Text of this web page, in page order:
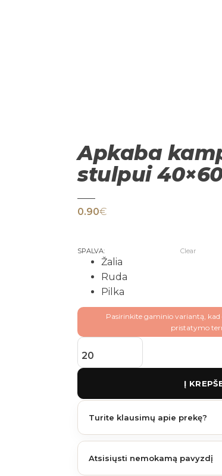
Apkaba
stulpui
0.90€
SPALVA:
Žalia
Ruda
Pilka
Clear
Pasirinkite gaminio variantą,
pristatymo
produkto kiekis: Apkaba kampinė stulpui
Į
Turite klausimų apie prekę?
Atsisiųsti nemokamą pavyzdį